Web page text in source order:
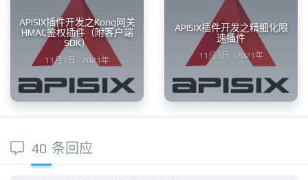
APISIX插件开发之Kong网关
HMAC鉴权插件（附客户端
SDK）
11月7日 · 2021年
APISIX插件开发之精细化限
速插件
11月3日 · 2021年
40 条回应